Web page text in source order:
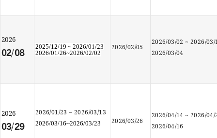
2026
02/08
2025/12/19 ~ 2026/01/23
2026/01/26~2026/02/02
2026/02/05
2026/03/02 ~ 2026/03/
2026/03/04
2026
03/29
2026/01/23 ~ 2026/03/13
2026/03/16~2026/03/23 2026/03/26
2026/04/14 ~ 2026/04/
2026/04/16